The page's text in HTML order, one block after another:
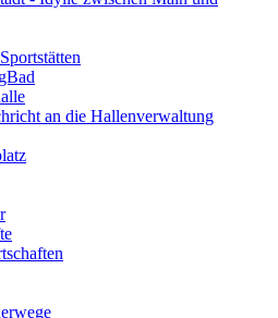
an die Hallenverwaltung